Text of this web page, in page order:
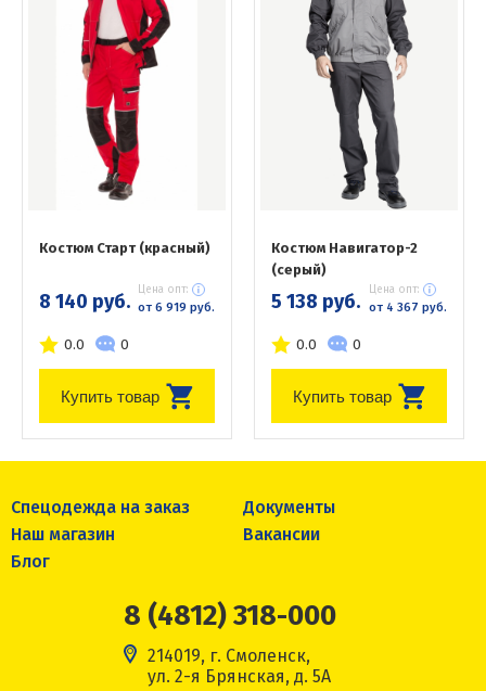
Костюм Старт (красный)
8 140 руб. Цена опт:
от 6 919 руб.
0.0 0
Купить товар
Костюм Навигатор-2
(серый)
5 138 руб. Цена опт:
от 4 367 руб.
0.0 0
Купить товар
Спецодежда на заказ
Документы
Наш магазин
Вакансии
Блог
8 (4812) 318-000
214019, г. Смоленск,
ул. 2-я Брянская, д. 5А